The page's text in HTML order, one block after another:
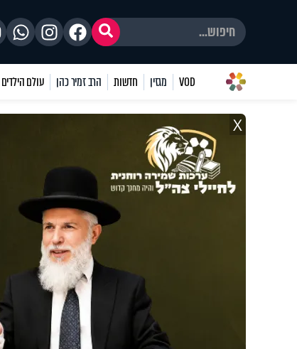
VOD מגזין חדשות הרב זמיר כהן עולם הילדים
X